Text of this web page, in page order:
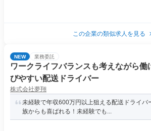
この企業の類似求人を見る
NEW 業務委託
ワークライフバランスも考えながら働
びやすい配送ドライバー
株式会社夢翔
未経験で年収600万円以上狙える配送ドライバ
族からも喜ばれる！未経験でも...